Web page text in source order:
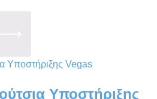
kollektion.html
Υποστήριξης